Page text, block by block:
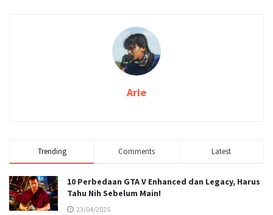
Arie
Trending Comments Latest
10 Perbedaan GTA V Enhanced dan Legacy, Harus
Tahu Nih Sebelum Main!
23/04/2025